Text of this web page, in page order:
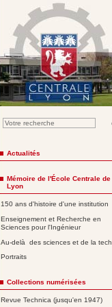
Actualités
Mémoire de l'École Centrale de
Lyon
150 ans d'histoire d'une institution
Enseignement et Recherche en
Sciences pour l'Ingénieur
Au-delà des sciences et de la
Portraits
Collections numérisées
Revue Technica (jusqu'en 1947)